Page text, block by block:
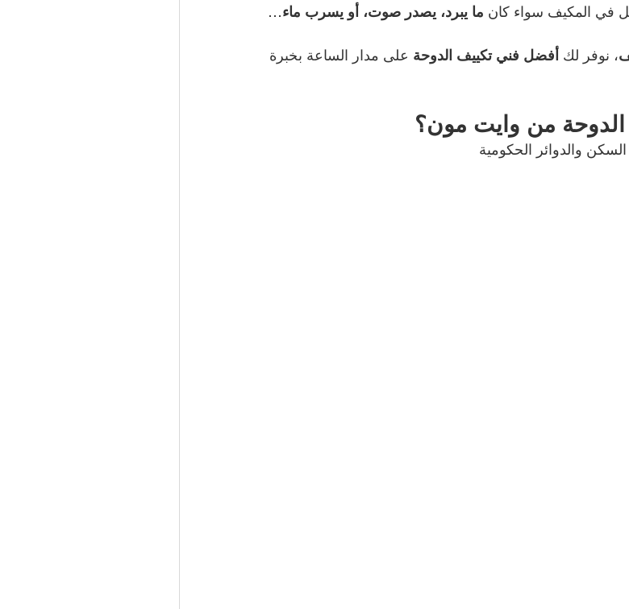
في المكيف سواء كان ما يبرد، يصدر صوت، أو يسرب ماء…
، نوفر لك أفضل فني تكييف الدوحة على مدار الساعة بخبرة
الدوحة من وايت مون؟
والدوائر الحكومية